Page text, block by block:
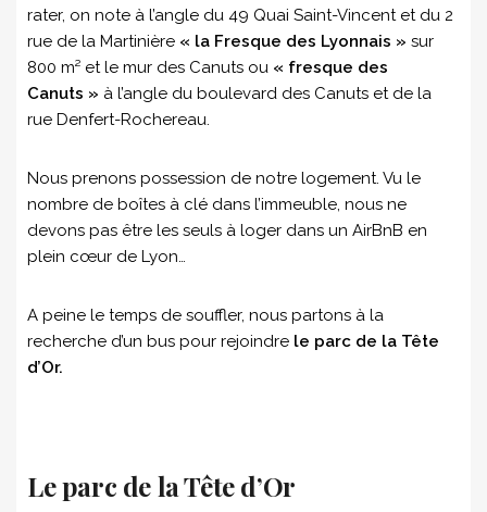
rater, on note à l’angle du 49 Quai Saint-Vincent et du 2
rue de la Martinière « la Fresque des Lyonnais » sur
800 m² et le mur des Canuts ou « fresque des
Canuts » à l’angle du boulevard des Canuts et de la
rue Denfert-Rochereau.
Nous prenons possession de notre logement. Vu le
nombre de boîtes à clé dans l’immeuble, nous ne
devons pas être les seuls à loger dans un AirBnB en
plein cœur de Lyon…
A peine le temps de souffler, nous partons à la
recherche d’un bus pour rejoindre le parc de la Tête
d’Or.
Le parc de la Tête d’Or